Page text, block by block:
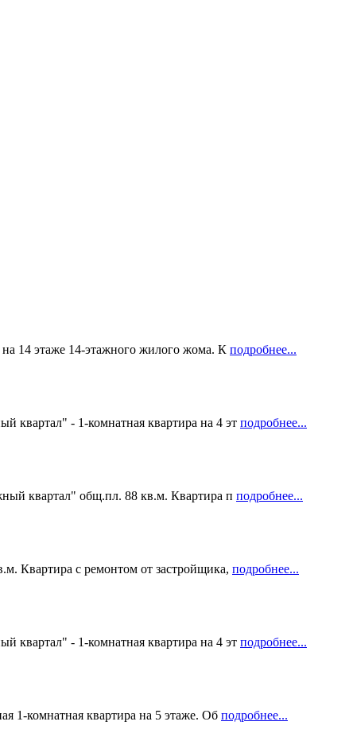
14 этаже 14-этажного жилого жома. К подробнее...
- 1-комнатная квартира на 4 эт подробнее...
квартал" общ.пл. 88 кв.м. Квартира п подробнее...
Квартира с ремонтом от застройщика, подробнее...
- 1-комнатная квартира на 4 эт подробнее...
1-комнатная квартира на 5 этаже. Об подробнее...